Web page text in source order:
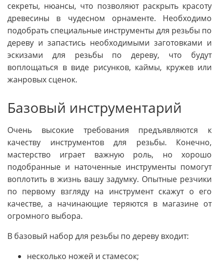
секреты, нюансы, что позволяют раскрыть красоту
древесины в чудесном орнаменте. Необходимо
подобрать специальные инструменты для резьбы по
дереву и запастись необходимыми заготовками и
эскизами для резьбы по дереву, что будут
воплощаться в виде рисунков, каймы, кружев или
жанровых сценок.
Базовый инструментарий
Очень высокие требования предъявляются к
качеству инструментов для резьбы. Конечно,
мастерство играет важную роль, но хорошо
подобранные и наточенные инструменты помогут
воплотить в жизнь вашу задумку. Опытные резчики
по первому взгляду на инструмент скажут о его
качестве, а начинающие теряются в магазине от
огромного выбора.
В базовый набор для резьбы по дереву входит:
несколько ножей и стамесок;